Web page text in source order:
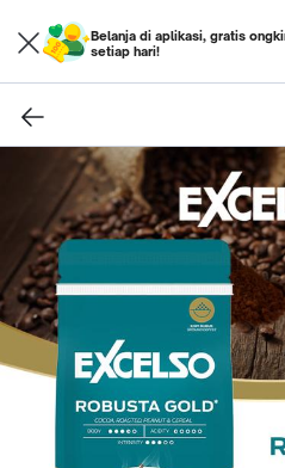
Belanja di aplikasi, gratis
setiap hari!